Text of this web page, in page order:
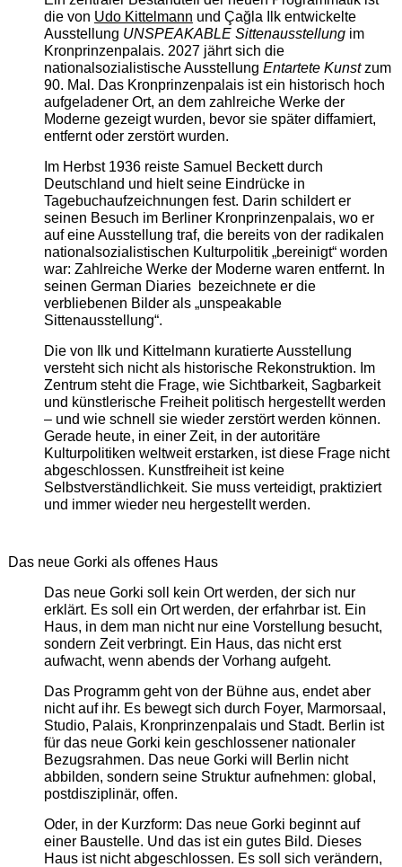
die von Udo Kittelmann und Çağla Ilk entwickelte
Ausstellung UNSPEAKABLE Sittenausstellungim
Kronprinzenpalais. 2027 jährt sich die
nationalsozialistische Ausstellung Entartete Kunstzum
90. Mal. Das Kronprinzenpalais ist ein historisch hoch
aufgeladener Ort, an dem zahlreiche Werke der
Moderne gezeigt wurden, bevor sie später diffamiert,
entfernt oder zerstört wurden.
Im Herbst 1936 reiste Samuel Beckett durch
Deutschland und hielt seine Eindrücke in
Tagebuchaufzeichnungen fest. Darin schildert er
seinen Besuch im Berliner Kronprinzenpalais, wo er
auf eine Ausstellung traf, die bereits von der radikalen
nationalsozialistischen Kulturpolitik „bereinigt“ worden
war: Zahlreiche Werke der Moderne waren entfernt. In
seinen German Diaries bezeichnete er die
verbliebenen Bilder als „unspeakable
Sittenausstellung“.
Die von Ilk und Kittelmann kuratierte Ausstellung
versteht sich nicht als historische Rekonstruktion. Im
Zentrum steht die Frage, wie Sichtbarkeit, Sagbarkeit
und künstlerische Freiheit politisch hergestellt werden
– und wie schnell sie wieder zerstört werden können.
Gerade heute, in einer Zeit, in der autoritäre
Kulturpolitiken weltweit erstarken, ist diese Frage nicht
abgeschlossen. Kunstfreiheit ist keine
Selbstverständlichkeit. Sie muss verteidigt, praktiziert
und immer wieder neu hergestellt werden.
Das neue Gorki als offenes Haus
Das neue Gorki soll kein Ort werden, der sich nur
erklärt. Es soll ein Ort werden, der erfahrbar ist. Ein
Haus, in dem man nicht nur eine Vorstellung besucht,
sondern Zeit verbringt. Ein Haus, das nicht erst
aufwacht, wenn abends der Vorhang aufgeht.
Das Programm geht von der Bühne aus, endet aber
nicht auf ihr. Es bewegt sich durch Foyer, Marmorsaal,
Studio, Palais, Kronprinzenpalais und Stadt. Berlin ist
für das neue Gorki kein geschlossener nationaler
Bezugsrahmen. Das neue Gorki will Berlin nicht
abbilden, sondern seine Struktur aufnehmen: global,
postdisziplinär, offen.
Oder, in der Kurzform: Das neue Gorki beginnt auf
einer Baustelle. Und das ist ein gutes Bild. Dieses
Haus ist nicht abgeschlossen. Es soll sich verändern,